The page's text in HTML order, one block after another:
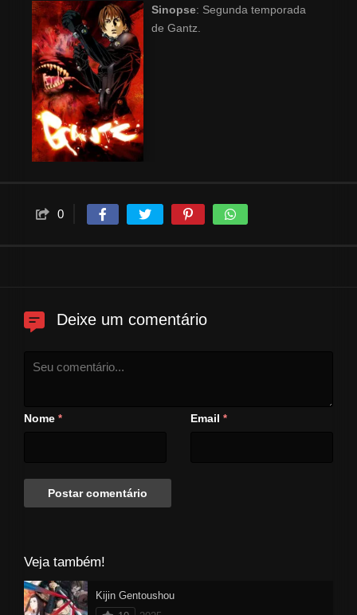
Sinopse: Segunda temporada
de Gantz.
0
Deixe um comentário
Nome * Email *
Veja também!
Kijin Gentoushou